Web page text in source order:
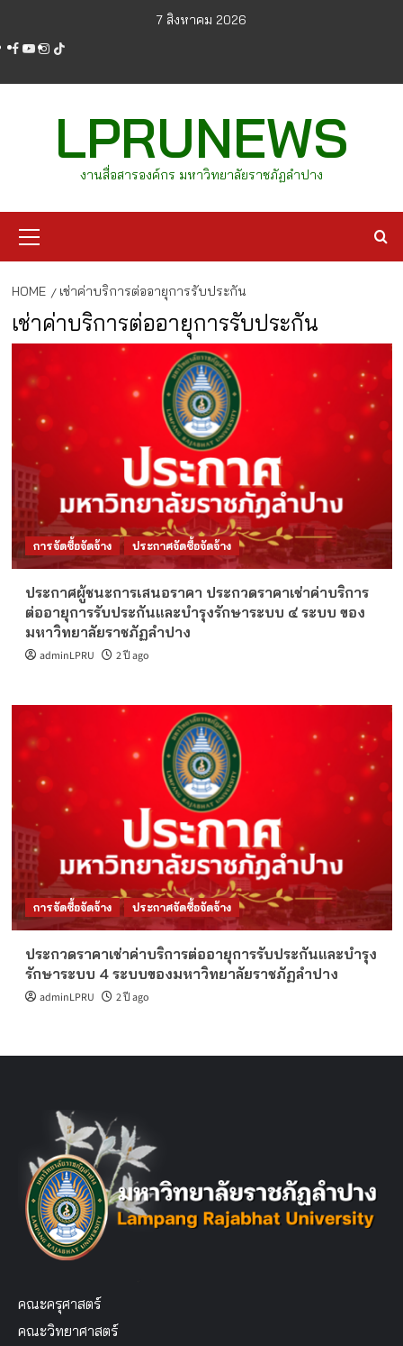
content
7 สิงหาคม 2026
facebook
youtube
instagram
tiktok
LPRUNEWS
งานสื่อสารองค์กร มหาวิทยาลัยราชภัฏลำปาง
Menu
HOME เช่าค่าบริการต่ออายุการรับประกัน
เช่าค่าบริการต่ออายุการรับประกัน
การจัดซื้อจัดจ้าง ประกาศจัดซื้อจัดจ้าง
ประกาศผู้ชนะการเสนอราคา ประกวดราคาเช่าค่าบริการ
ต่ออายุการรับประกันและบำรุงรักษาระบบ ๔ ระบบ ของ
มหาวิทยาลัยราชภัฏลำปาง
adminLPRU 2 ปี ago
การจัดซื้อจัดจ้าง ประกาศจัดซื้อจัดจ้าง
ประกวดราคาเช่าค่าบริการต่ออายุการรับประกันและบำรุง
รักษาระบบ 4 ระบบของมหาวิทยาลัยราชภัฏลำปาง
adminLPRU 2 ปี ago
คณะครุศาสตร์
คณะวิทยาศาสตร์